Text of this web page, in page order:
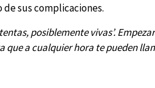
sus complicaciones.
posiblemente vivas’.
que a cualquier hora te pueden